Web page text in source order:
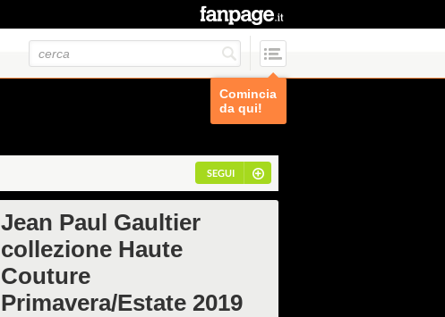
Comincia
da qui!
SEGUI
Jean Paul Gaultier
collezione Haute
Couture
Primavera/Estate 2019